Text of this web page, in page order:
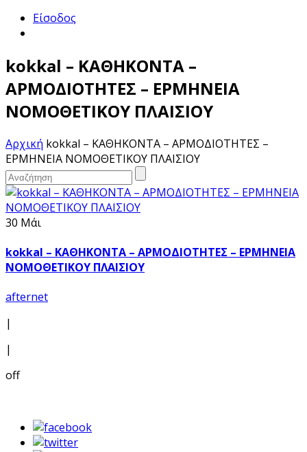
Είσοδος
kokkal – ΚΑΘΗΚΟΝΤΑ –
ΑΡΜΟΔΙΟΤΗΤΕΣ – ΕΡΜΗΝΕΙΑ
ΝΟΜΟΘΕΤΙΚΟΥ ΠΛΑΙΣΙΟΥ
Αρχική kokkal – ΚΑΘΗΚΟΝΤΑ – ΑΡΜΟΔΙΟΤΗΤΕΣ –
ΕΡΜΗΝΕΙΑ ΝΟΜΟΘΕΤΙΚΟΥ ΠΛΑΙΣΙΟΥ
30 Μάι
kokkal – ΚΑΘΗΚΟΝΤΑ – ΑΡΜΟΔΙΟΤΗΤΕΣ – ΕΡΜΗΝΕΙΑ
ΝΟΜΟΘΕΤΙΚΟΥ ΠΛΑΙΣΙΟΥ
afternet
|
|
off